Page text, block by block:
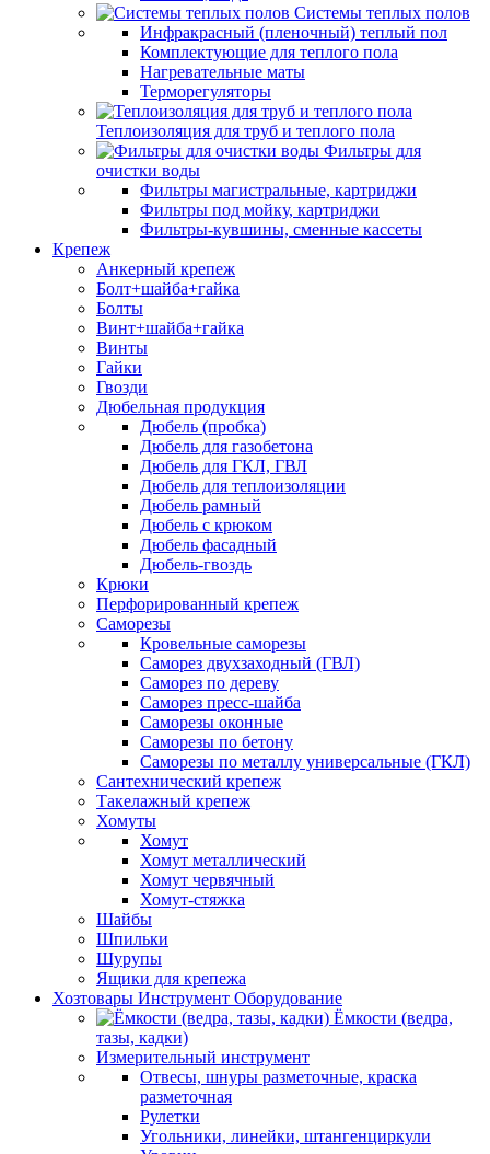
Системы теплых полов
Инфракрасный (пленочный) теплый пол
Комплектующие для теплого пола
Нагревательные маты
Терморегуляторы
Теплоизоляция для труб и теплого пола
Фильтры для
очистки воды
Фильтры магистральные, картриджи
Фильтры под мойку, картриджи
Фильтры-кувшины, сменные кассеты
Крепеж
Анкерный крепеж
Болт+шайба+гайка
Болты
Винт+шайба+гайка
Винты
Гайки
Гвозди
Дюбельная продукция
Дюбель (пробка)
Дюбель для газобетона
Дюбель для ГКЛ, ГВЛ
Дюбель для теплоизоляции
Дюбель рамный
Дюбель с крюком
Дюбель фасадный
Дюбель-гвоздь
Крюки
Перфорированный крепеж
Саморезы
Кровельные саморезы
Саморез двухзаходный (ГВЛ)
Саморез по дереву
Саморез пресс-шайба
Саморезы оконные
Саморезы по бетону
Саморезы по металлу универсальные (ГКЛ)
Сантехнический крепеж
Такелажный крепеж
Хомуты
Хомут
Хомут металлический
Хомут червячный
Хомут-стяжка
Шайбы
Шпильки
Шурупы
Ящики для крепежа
Хозтовары Инструмент Оборудование
Ёмкости (ведра,
тазы, кадки)
Измерительный инструмент
Отвесы, шнуры разметочные, краска
разметочная
Рулетки
Угольники, линейки, штангенциркули